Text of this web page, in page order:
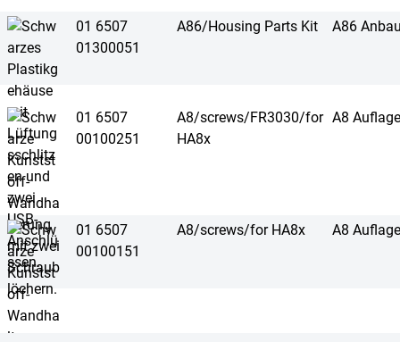
01 6507
01300051
A86/Housing Parts Kit A86
01 6507
00100251
A8/screws/FR3030/for
HA8x
A8 Auflage
01 6507
00100151
A8/screws/for HA8x A8 Auflage